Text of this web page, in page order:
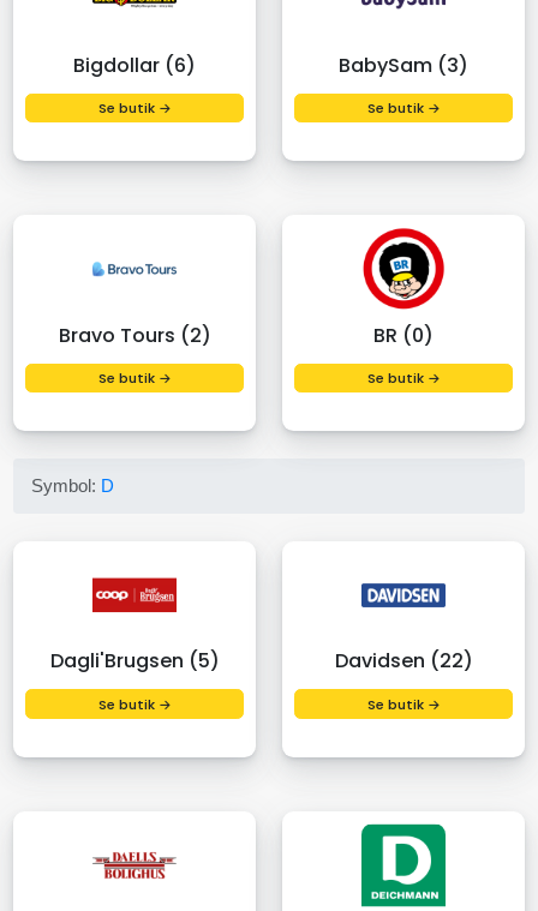
Bigdollar (6)
Se butik →
BabySam (3)
Se butik →
Bravo Tours (2)
Se butik →
BR (0)
Se butik →
Symbol: D
Dagli'Brugsen (5)
Se butik →
Davidsen (22)
Se butik →